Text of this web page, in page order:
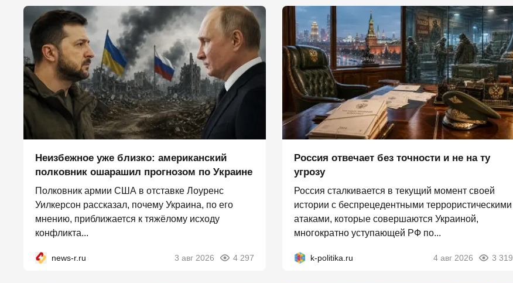
Неизбежное уже близко: американский
полковник ошарашил прогнозом по Украине
Полковник армии США в отставке Лоуренс
Уилкерсон рассказал, почему Украина, по его
мнению, приближается к тяжёлому исходу
конфликта...
news-r.ru 3 авг 2026 4 297
Россия отвечает без точности и не на ту
угрозу
Россия сталкивается в текущий момент своей
истории с беспрецедентными террористическими
атаками, которые совершаются Украиной,
многократно уступающей РФ по...
k-politika.ru 4 авг 2026 3 319